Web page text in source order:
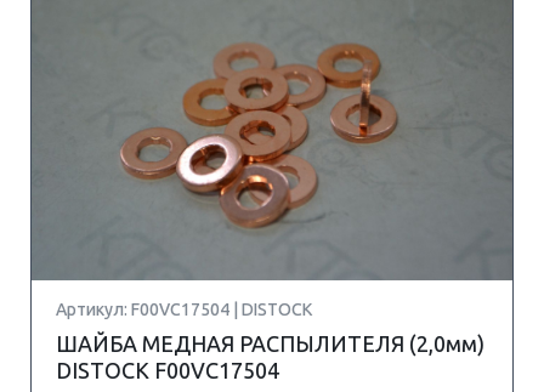
Артикул: F00VC17504 | DISTOCK
ШАЙБА МЕДНАЯ РАСПЫЛИТЕЛЯ (2,0мм)
DISTOCK F00VC17504